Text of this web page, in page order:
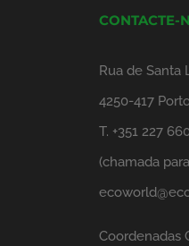
CONTACTE-
Rua de Santa
4250-417
T. +351 227
(chamada
Coordenadas